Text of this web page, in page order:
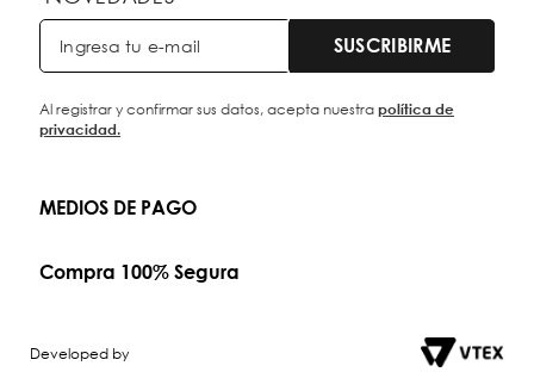
SUSCRIBIRME
Al registrar y confirmar sus datos, acepta nuestrapolítica de
privacidad.
MEDIOS DE PAGO
Compra 100% Segura
Developed by